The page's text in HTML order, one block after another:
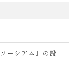
ーシアム』の設